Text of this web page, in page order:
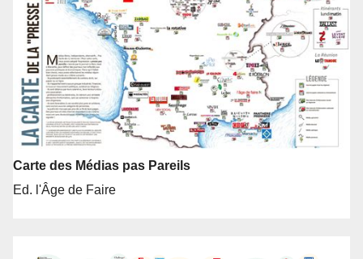
Carte des Médias pas Pareils
Ed. l'Âge de Faire